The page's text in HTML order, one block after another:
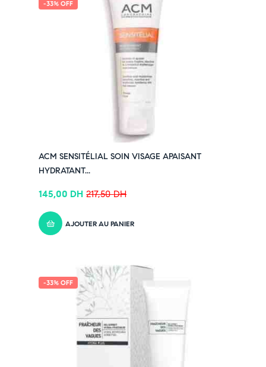
-33% OFF
ACM SENSITÉLIAL SOIN VISAGE APAISANT
HYDRATANT...
217,50DH
145,00 DH
AJOUTER AU PANIER
-33% OFF